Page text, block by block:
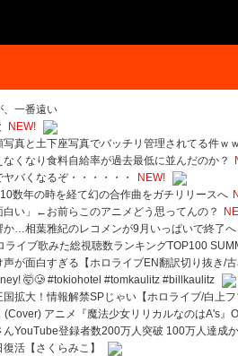
、一番遠い
NEW!
真と土下座写真でバッチリ管理されてる件ｗ
なくなり食料自給率が過去最低に並んだのか？
バくなるぞ・・・・・・
NEW!
数年の時を経て幻の合作曲をガチリリースへ
白い」←お前らこのアニメどう思ってんの？
か…相葉雅紀のレコメンが9月いっぱいで終了へ
ライブ歌みた総視聴数ランキングTOP100
が面白すぎる【ホロライブEN翻訳切り抜き/
🤯🥲 #tokiohotel #tomkaulitz #billkaulitz
国拡大！情報解禁SPじゃい【ホロライブ/白上
(Cover) アニメ『魔法少女リリカルなのはA's』
んYouTube登録者数200万人突破 100万人達成
活【さくらみこ】